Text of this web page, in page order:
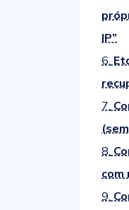
IP”
6.
7.
8.
com
9.